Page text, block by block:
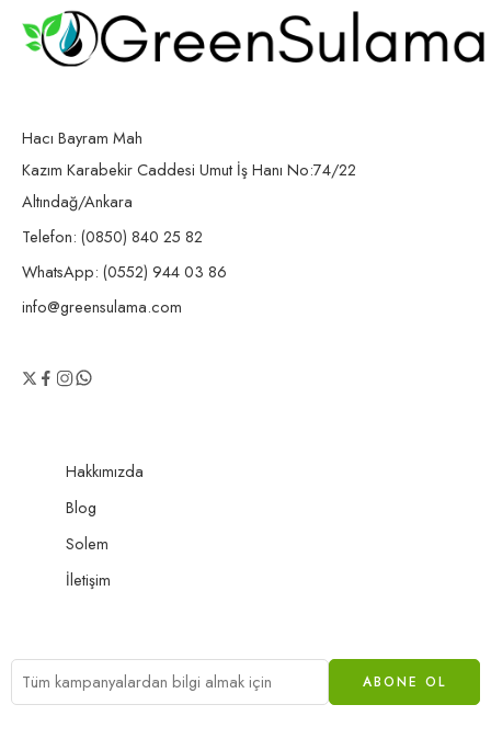
Hacı Bayram Mah
Kazım Karabekir Caddesi Umut İş Hanı No:74/22
Altındağ/Ankara
Telefon: (0850) 840 25 82
WhatsApp: (0552) 944 03 86
info@greensulama.com
Hakkımızda
Blog
Solem
İletişim